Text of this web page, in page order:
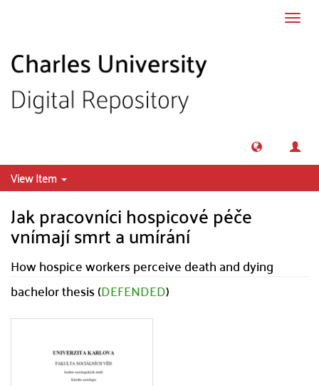
View Item
Jak pracovníci hospicové péče
vnímají smrt a umírání
How hospice workers perceive death and dying
bachelor thesis (DEFENDED)